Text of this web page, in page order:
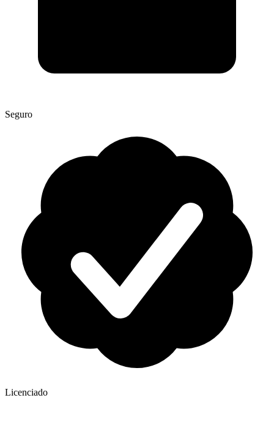
Seguro
Licenciado